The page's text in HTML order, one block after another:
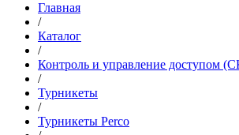
Главная
/
Каталог
/
Контроль и управление доступом
/
Турникеты
/
Турникеты Perco